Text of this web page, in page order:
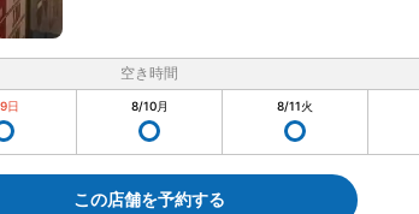
空き時間
日 8/10月 8/11火
この店舗を予約する